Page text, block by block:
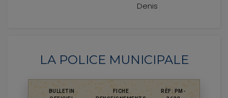
Denis
LA POLICE MUNICIPALE
BULLETIN
FICHE
RÉF: PM-